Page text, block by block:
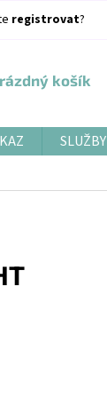
registrovat?
košík
SLUŽBY